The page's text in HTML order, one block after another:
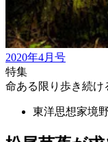
2020年4月号
特集
命ある限り歩き続け
東洋思想家境